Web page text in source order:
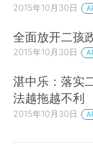
2015年10月30日
全面放开二孩
2015年10月30日
湛中乐：落实
法越拖越不利
2015年10月30日